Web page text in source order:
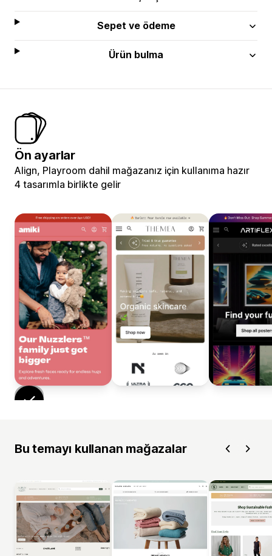
Sepet ve ödeme
Ürün bulma
Ön ayarlar
Align, Playroom dahil mağazanız için kullanıma hazır
4 tasarımla birlikte gelir
Bu temayı kullanan mağazalar